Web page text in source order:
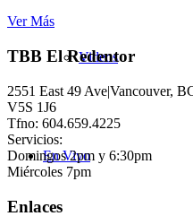
Videos
En Vivo
Ver Más
TBB El Redentor
2551 East 49 Ave|Vancouver,
V5S 1J6
Tfno: 604.659.4225
Servicios:
Domingos 2pm y 6:30pm
Miércoles 7pm
Enlaces